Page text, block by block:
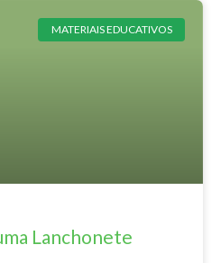
MATERIAIS EDUCATIVOS
Lanchonete